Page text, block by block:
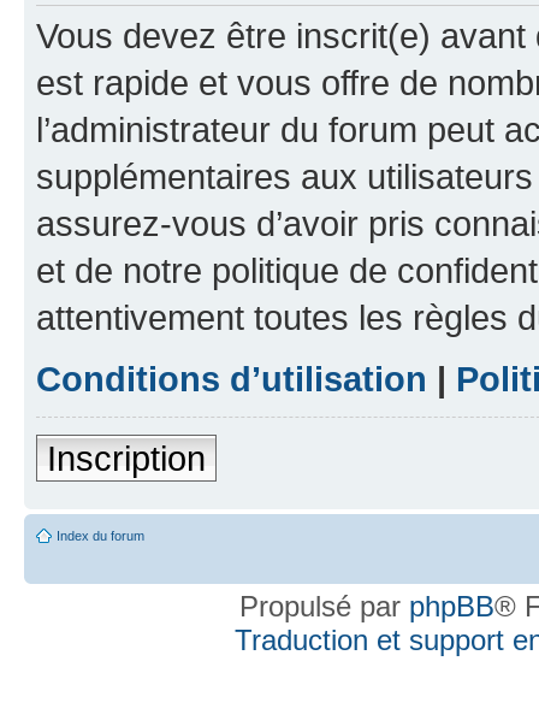
Vous devez être inscrit(e) avant
est rapide et vous offre de
l’administrateur du forum peut
supplémentaires aux
assurez-vous d’avoir pris
et de notre politique de
attentivement toutes les règles
Conditions d’utilisation |
Inscription
Index du forum
Propulsé par phpBB®
Traduction et support